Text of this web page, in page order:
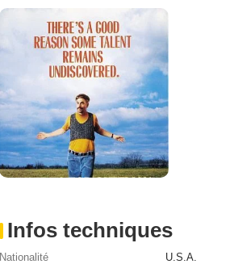
Infos techniques
Nationalité
U.S.A.